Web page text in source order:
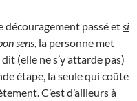
découragement passé et si
sens , la personne met
(elle ne s’y attarde pas)
étape, la seule qui coûte
C’est d’ailleurs à